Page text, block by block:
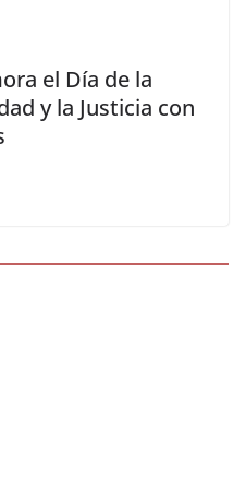
el Día de la
y la Justicia con